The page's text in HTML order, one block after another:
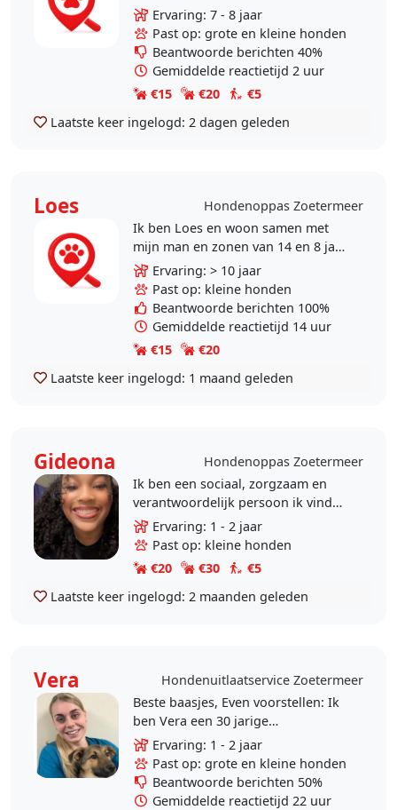
van 14 jaar en ik hebben altijd
honden gehad en passen al 7 jaar
op een hond. Wij..
Ervaring: 7 - 8 jaar
Past op: grote en kleine honden
Beantwoorde berichten 40%
Gemiddelde reactietijd 2 uur
€15
€20
€5
Laatste keer ingelogd: 2 dagen geleden
Loes
Hondenoppas Zoetermeer
Ik ben Loes en woon samen met
mijn man en zonen van 14 en 8 jaar
in Zoetermeer. Zelf hebben wij 17
jaar een Jack russel gehad waar we
helaas vorig..
Ervaring: > 10 jaar
Past op: kleine honden
Beantwoorde berichten 100%
Gemiddelde reactietijd 14 uur
€15
€20
Laatste keer ingelogd: 1 maand geleden
Gideona
Hondenoppas Zoetermeer
Ik ben een sociaal, zorgzaam en
verantwoordelijk persoon ik vind
honden hardstikke leuk. Ik wandel
graag en vind het leuk om altijd
bezig te zijn. ..
Ervaring: 1 - 2 jaar
Past op: kleine honden
€20
€30
€5
Laatste keer ingelogd: 2 maanden geleden
Vera
Hondenuitlaatservice Zoetermeer
Beste baasjes, Even voorstellen: Ik
ben Vera een 30 jarige
paraveterinair
(dierenartsassistente) uit
Zoetermeer. Ik heb ervaring met
allerlei soorten..
Ervaring: 1 - 2 jaar
Past op: grote en kleine honden
Beantwoorde berichten 50%
Gemiddelde reactietijd 22 uur